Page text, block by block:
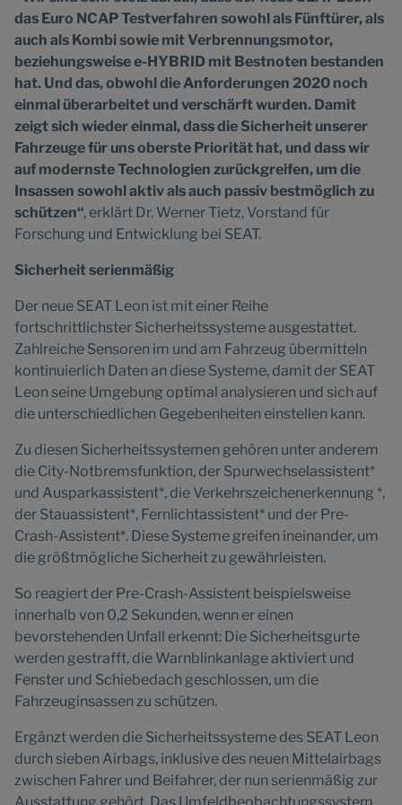
das Euro NCAP Testverfahren sowohl als Fünftürer, als
auch als Kombi sowie mit Verbrennungsmotor,
beziehungsweise e-HYBRID mit Bestnoten bestanden
hat. Und das, obwohl die Anforderungen 2020 noch
einmal überarbeitet und verschärft wurden. Damit
zeigt sich wieder einmal, dass die Sicherheit unserer
Fahrzeuge für uns oberste Priorität hat, und dass wir
auf modernste Technologien zurückgreifen, um die
Insassen sowohl aktiv als auch passiv bestmöglich zu
schützen“, erklärt Dr. Werner Tietz, Vorstand für
Forschung und Entwicklung bei SEAT.
Sicherheit serienmäßig
Der neue SEAT Leon ist mit einer Reihe
fortschrittlichster Sicherheitssysteme ausgestattet.
Zahlreiche Sensoren im und am Fahrzeug übermitteln
kontinuierlich Daten an diese Systeme, damit der SEAT
Leon seine Umgebung optimal analysieren und sich auf
die unterschiedlichen Gegebenheiten einstellen kann.
Zu diesen Sicherheitssystemen gehören unter anderem
die City-Notbremsfunktion, der Spurwechselassistent*
und Ausparkassistent*, die Verkehrszeichenerkennung *,
der Stauassistent*, Fernlichtassistent* und der Pre-
Crash-Assistent*. Diese Systeme greifen ineinander, um
die größtmögliche Sicherheit zu gewährleisten.
So reagiert der Pre-Crash-Assistent beispielsweise
innerhalb von 0,2 Sekunden, wenn er einen
bevorstehenden Unfall erkennt: Die Sicherheitsgurte
werden gestrafft, die Warnblinkanlage aktiviert und
Fenster und Schiebedach geschlossen, um die
Fahrzeuginsassen zu schützen.
Ergänzt werden die Sicherheitssysteme des SEAT Leon
durch sieben Airbags, inklusive des neuen Mittelairbags
zwischen Fahrer und Beifahrer, der nun serienmäßig zur